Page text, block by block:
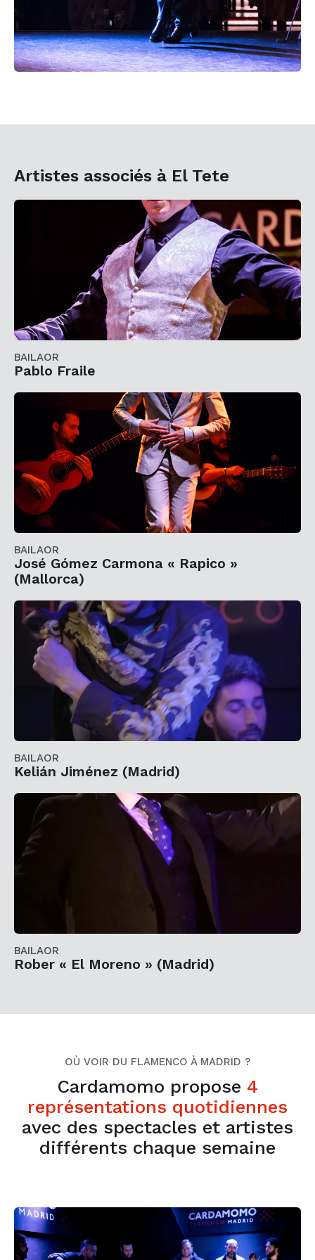
Artistes associés à El Tete
BAILAOR
Pablo Fraile
BAILAOR
José Gómez Carmona « Rapico »
(Mallorca)
BAILAOR
Kelián Jiménez (Madrid)
BAILAOR
Rober « El Moreno » (Madrid)
OÙ VOIR DU FLAMENCO À MADRID ?
Cardamomo propose 4
représentations quotidiennes
avec des spectacles et artistes
différents chaque semaine